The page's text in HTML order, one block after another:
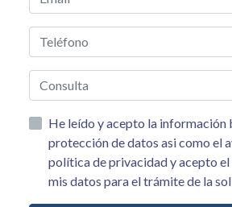
He leído y acepto la información básica sobre
protección de datos asi como el aviso legal y la
política de privacidad y acepto el tratamiento de
mis datos para el trámite de la